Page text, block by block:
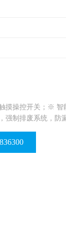
摸操控开关；※ 智
制排废系统，防